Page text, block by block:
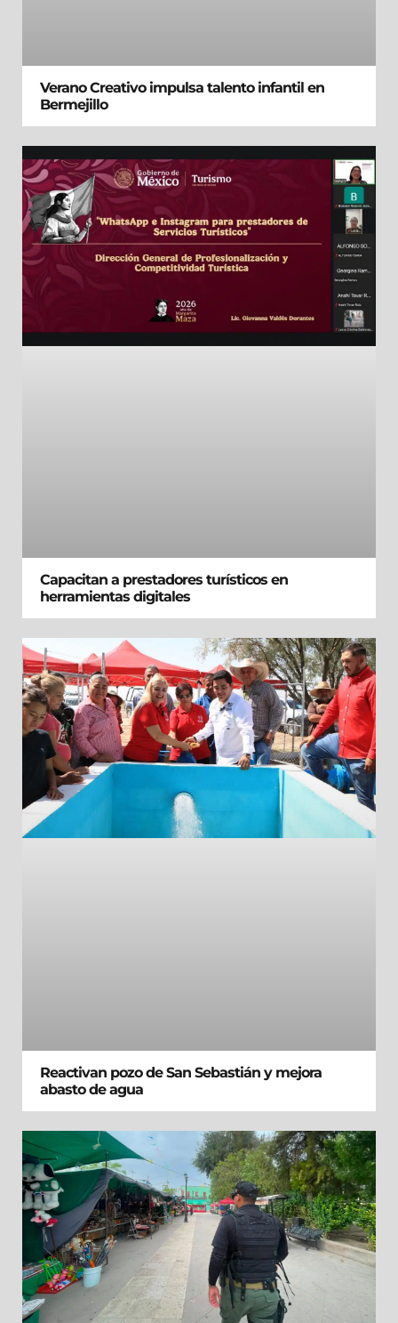
Verano Creativo impulsa talento infantil en
Bermejillo
Capacitan a prestadores turísticos en
herramientas digitales
Reactivan pozo de San Sebastián y mejora
abasto de agua